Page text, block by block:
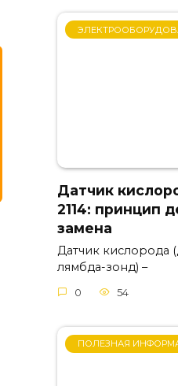
Датчик
2114: принцип
замена
Датчик кислорода
лямбда-зонд) –
0 54
ПОЛЕЗНАЯ